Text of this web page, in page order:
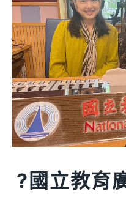
?國立教育